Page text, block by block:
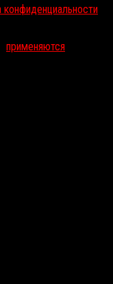
конфиденциальности
применяются